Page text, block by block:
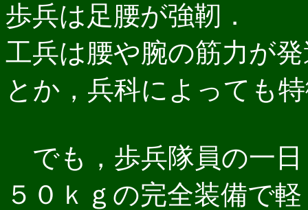
歩兵は足腰が強靭．
工兵は腰や腕の筋力が
とか，兵科によっても
でも，歩兵隊員の一日
５０ｋｇの完全装備で